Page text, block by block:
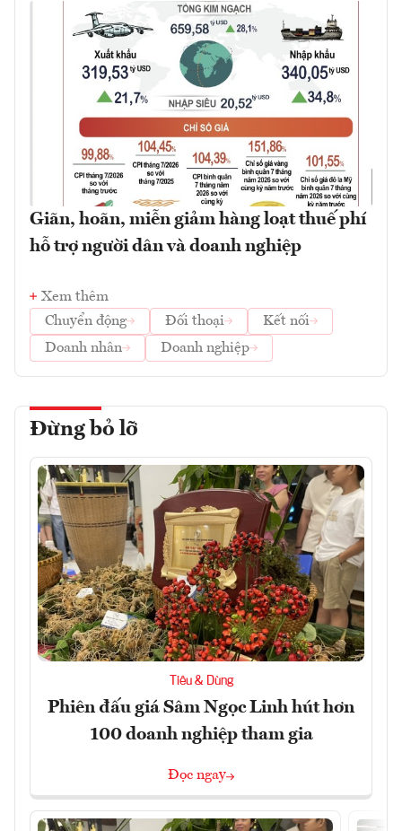
Giãn, hoãn, miễn giảm hàng loạt thuế phí
hỗ trợ người dân và doanh nghiệp
Xem thêm
Chuyển động
Đối thoại
Kết nối
Doanh nhân
Doanh nghiệp
Đừng bỏ lỡ
Tiêu & Dùng
Phiên đấu giá Sâm Ngọc Linh hút hơn
100 doanh nghiệp tham gia
Đọc ngay